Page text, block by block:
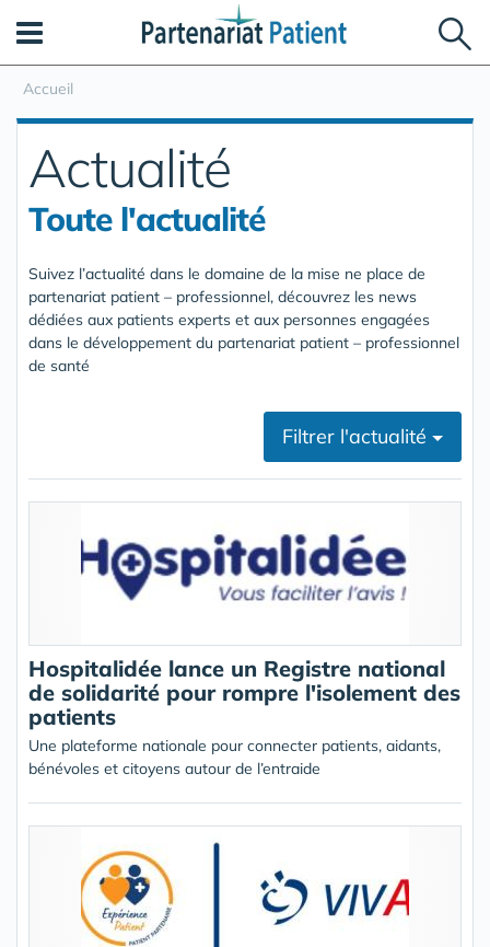
Accueil
Actualité
Toute l'actualité
Suivez l’actualité dans le domaine de la mise ne place de
partenariat patient – professionnel, découvrez les news
dédiées aux patients experts et aux personnes engagées
dans le développement du partenariat patient – professionnel
de santé
Filtrer l'actualité
Hospitalidée lance un Registre national
de solidarité pour rompre l'isolement des
patients
Une plateforme nationale pour connecter patients, aidants,
bénévoles et citoyens autour de l’entraide